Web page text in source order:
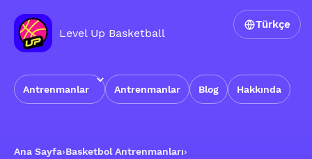
Level Up Basketball
Antrenmanlar Antrenmanlar Blog Hakkında
Türkçe
Ana Sayfa›Basketbol Antrenmanları›